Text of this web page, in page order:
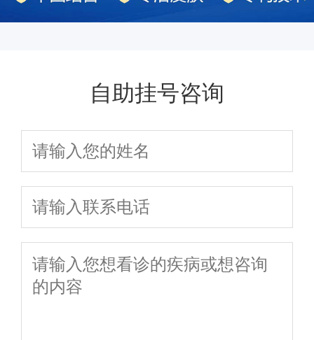
自助挂号咨询